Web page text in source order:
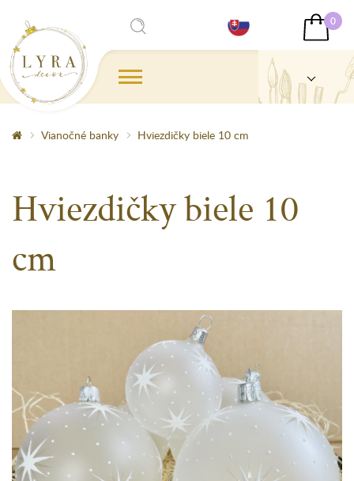
0
Vianočné banky Hviezdičky biele 10 cm
Hviezdičky biele 10
cm